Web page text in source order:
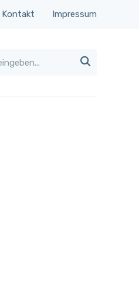
Kontakt Impressum
